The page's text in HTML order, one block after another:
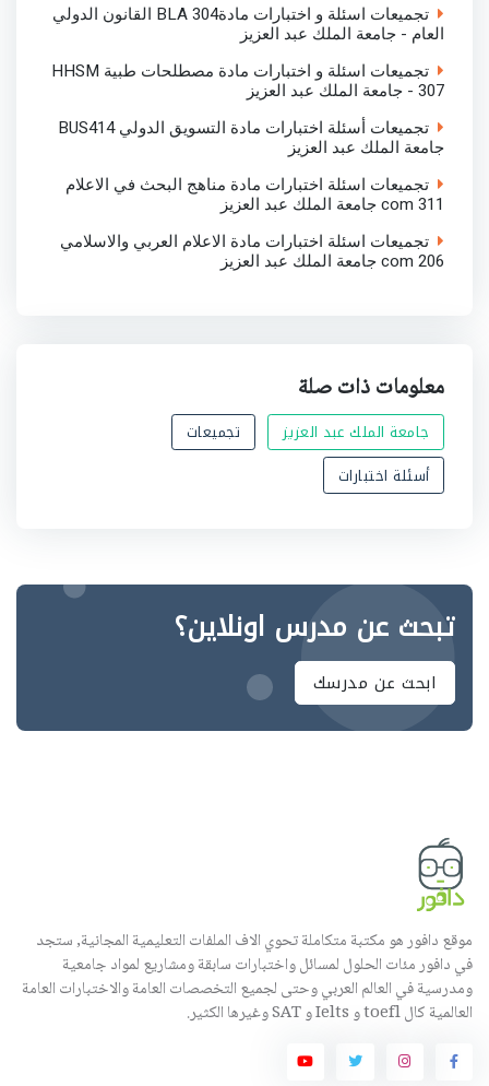
تجميعات اسئلة و اختبارات مادةBLA 304 القانون الدولي
العام - جامعة الملك عبد العزيز
تجميعات اسئلة و اختبارات مادة مصطلحات طبية HHSM
307 - جامعة الملك عبد العزيز
تجميعات أسئلة اختبارات مادة التسويق الدولي BUS414
جامعة الملك عبد العزيز
تجميعات اسئلة اختبارات مادة مناهج البحث في الاعلام
com 311 جامعة الملك عبد العزيز
تجميعات اسئلة اختبارات مادة الاعلام العربي والاسلامي
com 206 جامعة الملك عبد العزيز
معلومات ذات صلة
جامعة الملك عبد العزيز
تجميعات
أسئلة اختبارات
تبحث عن مدرس اونلاين؟
ابحث عن مدرسك
موقع دافور هو مكتبة متكاملة تحوي الاف الملفات التعليمية المجانية, ستجد
في دافور مئات الحلول لمسائل واختبارات سابقة ومشاريع لمواد جامعية
ومدرسية في العالم العربي وحتى لجميع التخصصات العامة والاختبارات العامة
العالمية كال toefl و Ielts و SAT وغيرها الكثير.